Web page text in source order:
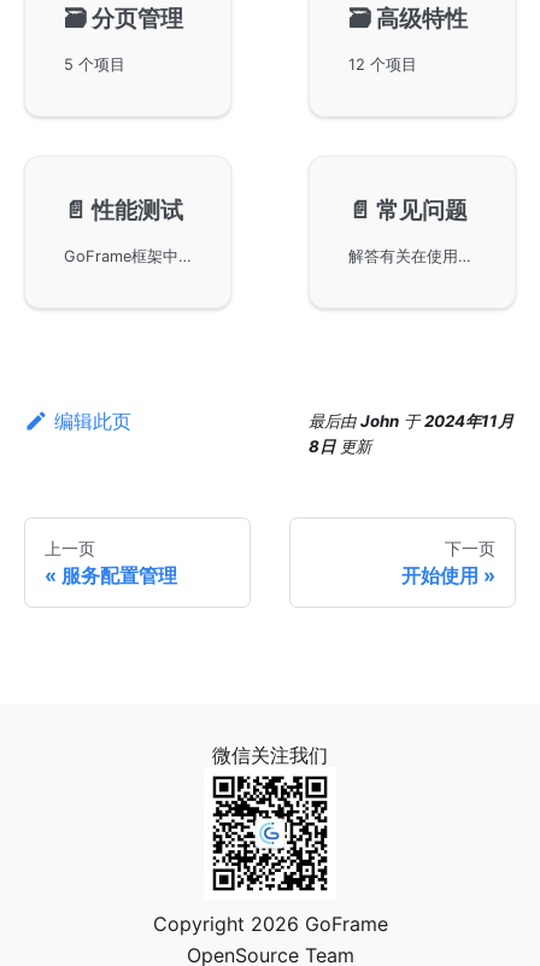
🗃️分页管理
5 个项目
🗃️高级特性
12 个项目
📄️ 性能测试
GoFrame框架中HTTP Server组件的性能测试。GoFrame框架以其模块化和低耦合的设计理念，为开发者提供了强大的基础开发环境。本文通过中立的第三方性能测试报告，展示了HTTP Server的实际性能表现，帮助开发者更好地理解和评估GoFrame框架的能力及优越性。
📄️ 常见问题
解答有关在使用GoFrame框架时服务端频繁出现context cancel错误的常见问题。该错误通常是由于客户端主动取消请求引起的，文中介绍了一种通过自定义中间件来处理此问题的方法，使服务端能够忽略客户端的取消请求并继续执行。
编辑此页 最后由John 于2024年11月
8日 更新
上一页
服务配置管理
下一页
开始使用
微信关注我们
Copyright 2026 GoFrame
OpenSource Team